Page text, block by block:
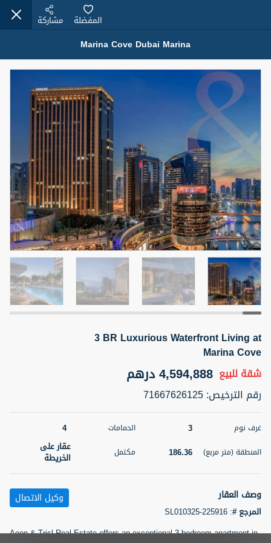
عقارات للبيع (12441)
شقة
1,350,000 درهم
4
سرير
1
حمام
2
المنطقة (متر
مربع)
75.43
المعروض
مفروش/ة جزئيا
حالة
جاهز
اسم الوسيط
MOHAMMED ARSHAD SAIYED
رقم الوسيط
5 أشهر +
2BR Golf, Pool & Villa View | 3 Bathrooms | 1,274.77 Sq
Ft | Ellington House II
شقة للبيع 4,100,000 درهم
2
3
مربع)
118.34
المعروض
اسم الوسيط
TATIANA VEBER
5 أشهر +
Marina Cove Dubai Marina
المفضلة مشاركة
3 BR Luxurious Waterfront Living at
Marina Cove
شقة للبيع 4,594,888 درهم
رقم الترخيص:
71667626125
غرف نوم 3 الحمامات 4
المنطقة (متر مربع) 186.36 مكتمل عقار على
الخريطة
وصف العقار
المرجع #:
SL010325-225916
وكيل الاتصال
Aeon & Trisl Real Estate offers an exceptional 3-bedroom apartment in
تصفية خريطة